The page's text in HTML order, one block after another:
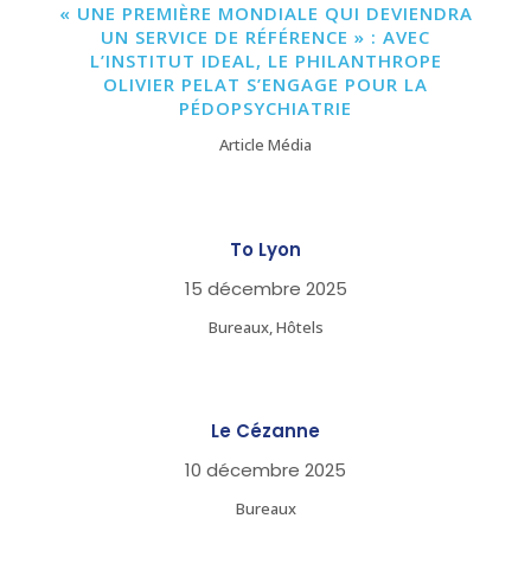
« UNE PREMIÈRE MONDIALE QUI DEVIENDRA
UN SERVICE DE RÉFÉRENCE » : AVEC
L’INSTITUT IDEAL, LE PHILANTHROPE
OLIVIER PELAT S’ENGAGE POUR LA
PÉDOPSYCHIATRIE
Article Média
To Lyon
15 décembre 2025
Bureaux, Hôtels
Le Cézanne
10 décembre 2025
Bureaux